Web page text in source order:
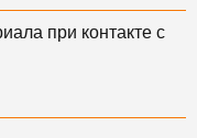
при контакте с